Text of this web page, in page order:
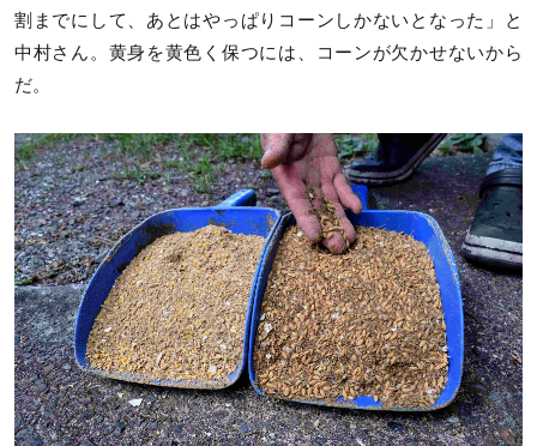
割までにして、あとはやっぱりコーンしかないとなった」と
中村さん。黄身を黄色く保つには、コーンが欠かせないから
だ。